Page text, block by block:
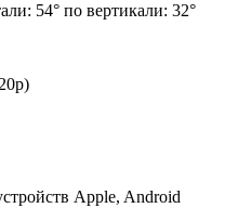
54° по вертикали: 32°
Apple, Android